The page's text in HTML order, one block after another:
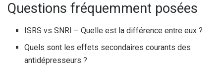
Questions fréquemment posées
ISRS vs SNRI – Quelle est la différence entre eux ?
Quels sont les effets secondaires courants des
antidépresseurs ?